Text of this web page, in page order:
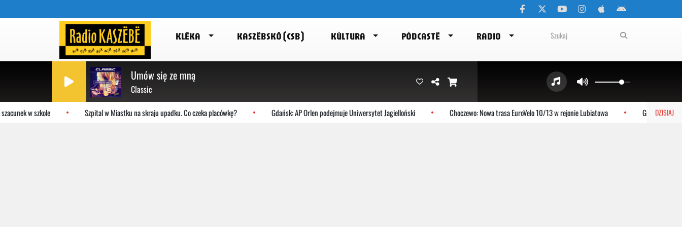
KLËKA KASZËBSKÔ (CSB) KÙLTURA PÒDCASTË RADIO
Umów się ze mną
Classic
DZISIAJ
w szkole Szpital w Miastku na skraju upadku. Co czeka placówkę? Gdańsk: AP Orlen podejmuje Uniwersytet Jagielloński Choczewo: Nowa trasa EuroVelo 10/13 w rejonie Lubiatowa Gniewino: